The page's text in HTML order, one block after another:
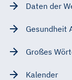
Daten der
Gesundheit
Großes
Kalender